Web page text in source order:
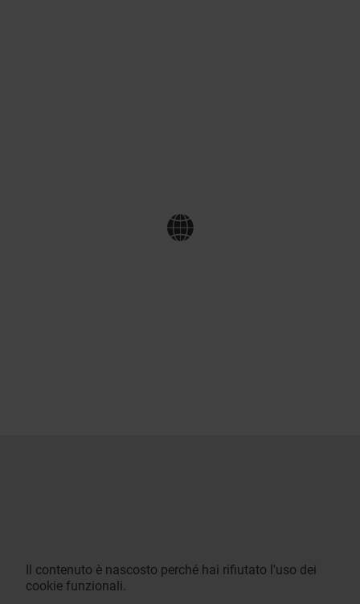
Il contenuto è nascosto perché hai rifiutato l'uso dei
cookie funzionali.